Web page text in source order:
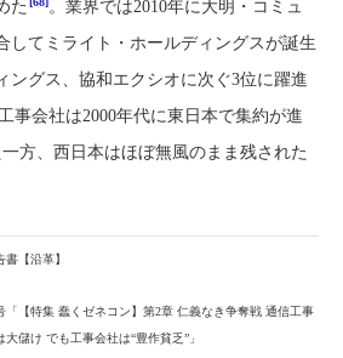
た
。業界では2010年に大明・コミュ
してミライト・ホールディングスが誕生
ングス、協和エクシオに次ぐ3位に躍進
事会社は2000年代に東日本で集約が進
方、西日本はほぼ無風のまま残された
【沿革】
「【特集 蠢くゼネコン】第2章 仁義なき争奪戦 通信工事
儲け でも工事会社は“豊作貧乏”」